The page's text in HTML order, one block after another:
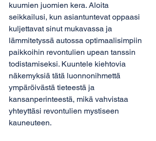
kuumien juomien kera. Aloita
seikkailusi, kun asiantuntevat oppaasi
kuljettavat sinut mukavassa ja
lämmitetyssä autossa optimaalisimpiin
paikkoihin revontulien upean tanssin
todistamiseksi. Kuuntele kiehtovia
näkemyksiä tätä luonnonihmettä
ympäröivästä tieteestä ja
kansanperinteestä, mikä vahvistaa
yhteyttäsi revontulien mystiseen
kauneuteen.